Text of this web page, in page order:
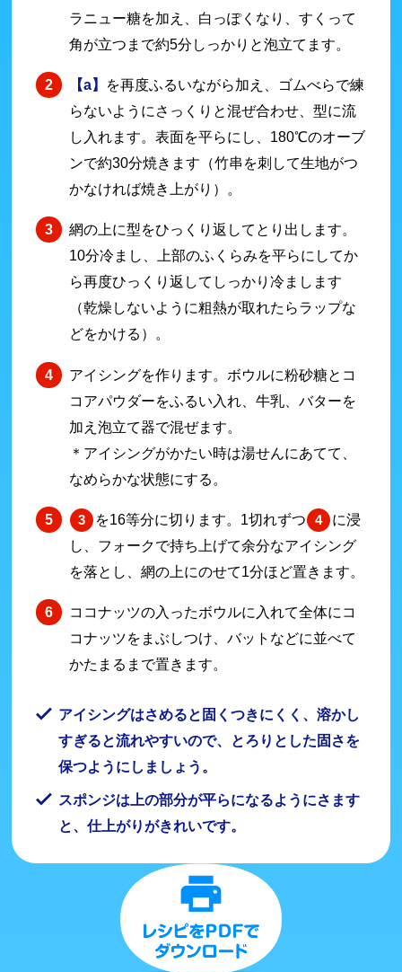
ラニュー糖を加え、白っぽくなり、すくって
角が立つまで約5分しっかりと泡立てます。
【a】
を再度ふるいながら加え、ゴムべらで練
らないようにさっくりと混ぜ合わせ、型に流
し入れます。表面を平らにし、180℃のオーブ
ンで約30分焼きます（竹串を刺して生地がつ
かなければ焼き上がり）。
網の上に型をひっくり返してとり出します。
10分冷まし、上部のふくらみを平らにしてか
ら再度ひっくり返してしっかり冷まします
（乾燥しないように粗熱が取れたらラップな
どをかける）。
アイシングを作ります。ボウルに粉砂糖とコ
コアパウダーをふるい入れ、牛乳、バターを
加え泡立て器で混ぜます。
＊アイシングがかたい時は湯せんにあてて、
なめらかな状態にする。
3 を16等分に切ります。1切れずつ 4
に浸
し、フォークで持ち上げて余分なアイシング
を落とし、網の上にのせて1分ほど置きます。
ココナッツの入ったボウルに入れて全体にコ
コナッツをまぶしつけ、バットなどに並べて
かたまるまで置きます。
アイシングはさめると固くつきにくく、溶かし
すぎると流れやすいので、とろりとした固さを
保つようにしましょう。
スポンジは上の部分が平らになるようにさます
と、仕上がりがきれいです。